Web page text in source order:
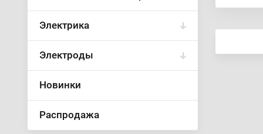
Электрика
Электроды
Новинки
Распродажа